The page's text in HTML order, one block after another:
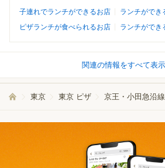
子連れでランチができるお店
ランチができ
ピザランチが食べられるお店
ランチができ
関連の情報をすべて表
東京 東京 ピザ 京王・小田急沿